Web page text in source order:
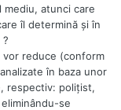
atunci care
îl determină şi în
vor reduce (conform
în baza unor
respectiv: poliţist,
se